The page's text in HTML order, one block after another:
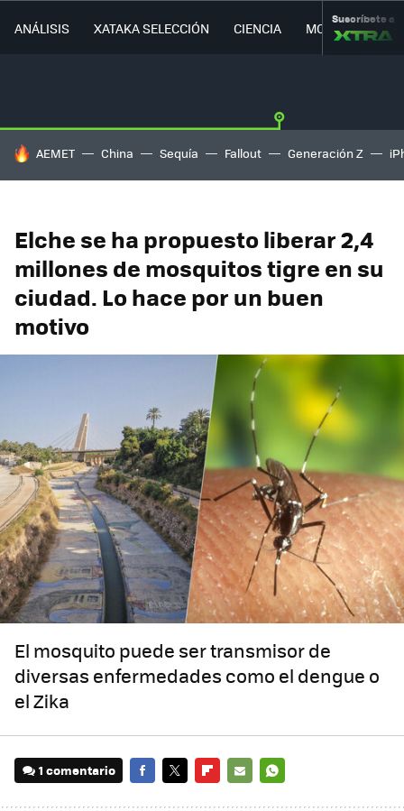
ANÁLISIS XATAKA SELECCIÓN CIENCIA MOVILIDAD
Suscríbete a
HOY SE HABLA DE
AEMET China Sequía Fallout Generación Z
Elche se ha propuesto liberar 2,4
millones de mosquitos tigre en su
ciudad. Lo hace por un buen
motivo
El mosquito puede ser transmisor de
diversas enfermedades como el dengue o
el Zika
1 comentario